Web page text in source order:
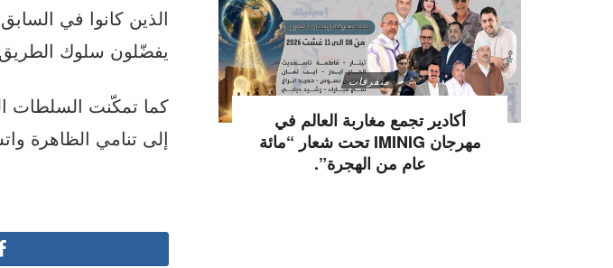
الذين كانوا في
يفضّلون سلوك الطريق
كما تمكّنت السلطات
إلى تنامي الظاهرة
متفرقات
أكادير تجمع مغاربة العالم في
مهرجان IMINIG تحت شعار “مائة
عام من الهجرة”.